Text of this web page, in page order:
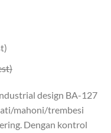
design BA-127
mahoni/trembesi
Dengan kontrol